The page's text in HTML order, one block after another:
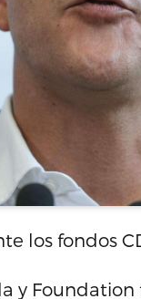
los fondos
y